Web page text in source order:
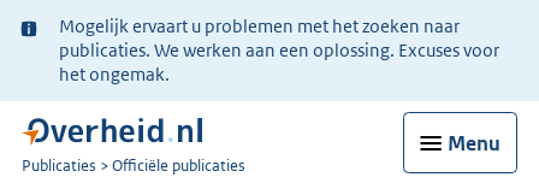
Ter
informatie:
Mogelijk ervaart u problemen met het zoeken naar
publicaties. We werken aan een oplossing. Excuses voor
het ongemak.
Menu
U
Publicaties Officiële publicaties